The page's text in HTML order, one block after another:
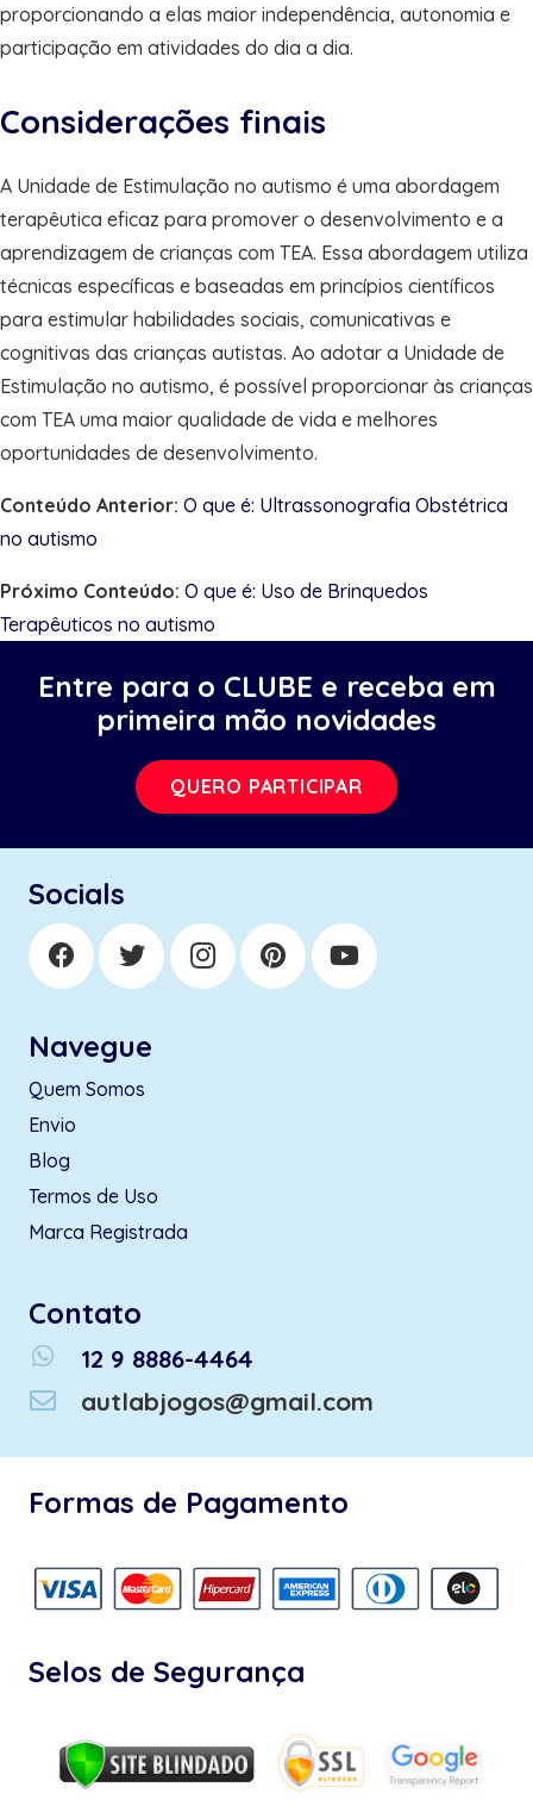
proporcionando a elas maior independência, autonomia e
participação em atividades do dia a dia.
Considerações finais
A Unidade de Estimulação no autismo é uma abordagem
terapêutica eficaz para promover o desenvolvimento e a
aprendizagem de crianças com TEA. Essa abordagem utiliza
técnicas específicas e baseadas em princípios científicos
para estimular habilidades sociais, comunicativas e
cognitivas das crianças autistas. Ao adotar a Unidade de
Estimulação no autismo, é possível proporcionar às crianças
com TEA uma maior qualidade de vida e melhores
oportunidades de desenvolvimento.
Conteúdo Anterior: O que é: Ultrassonografia Obstétrica
no autismo
Próximo Conteúdo: O que é: Uso de Brinquedos
Terapêuticos no autismo
Entre para o CLUBE e receba em
primeira mão novidades
QUERO PARTICIPAR
Socials
Navegue
Quem Somos
Envio
Blog
Termos de Uso
Marca Registrada
Contato
whatsapp
12 9 8886-4464
autlabjogos@gmail.com
Formas de Pagamento
Selos de Segurança